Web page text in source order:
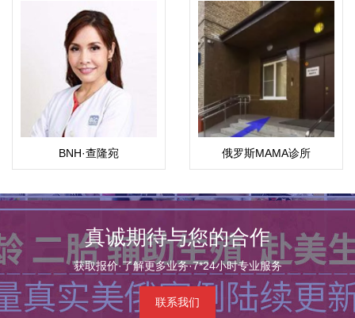
BNH·查隆宛
（Chalomkwan）
俄罗斯MAMA诊所
真诚期待与您的合作
获取报价·了解更多业务·7*24小时专业服务
联系我们